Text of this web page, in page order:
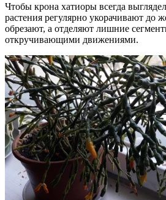
Чтобы крона хатиоры всегда
растения регулярно укорачивают до
обрезают, а отделяют лишние
откручивающими движениями.